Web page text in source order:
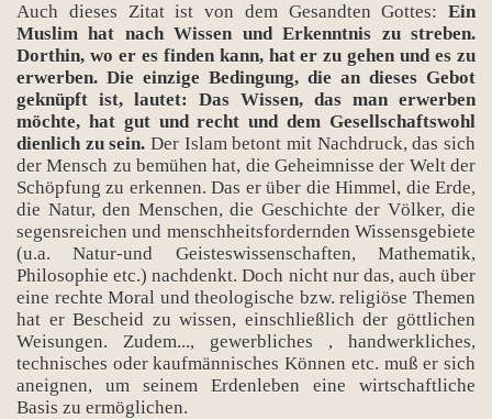
Auch dieses Zitat ist von dem Gesandten Gottes: Ein
Muslim hat nach Wissen und Erkenntnis zu streben.
Dorthin, wo er es finden kann, hat er zu gehen und es zu
erwerben. Die einzige Bedingung, die an dieses Gebot
geknüpft ist, lautet: Das Wissen, das man erwerben
möchte, hat gut und recht und dem Gesellschaftswohl
dienlich zu sein. Der Islam betont mit Nachdruck, das sich
der Mensch zu bemühen hat, die Geheimnisse der Welt der
Schöpfung zu erkennen. Das er über die Himmel, die Erde,
die Natur, den Menschen, die Geschichte der Völker, die
segensreichen und menschheitsfordernden Wissensgebiete
(u.a. Natur-und Geisteswissenschaften, Mathematik,
Philosophie etc.) nachdenkt. Doch nicht nur das, auch über
eine rechte Moral und theologische bzw. religiöse Themen
hat er Bescheid zu wissen, einschließlich der göttlichen
Weisungen. Zudem..., gewerbliches , handwerkliches,
technisches oder kaufmännisches Können etc. muß er sich
aneignen, um seinem Erdenleben eine wirtschaftliche
Basis zu ermöglichen.